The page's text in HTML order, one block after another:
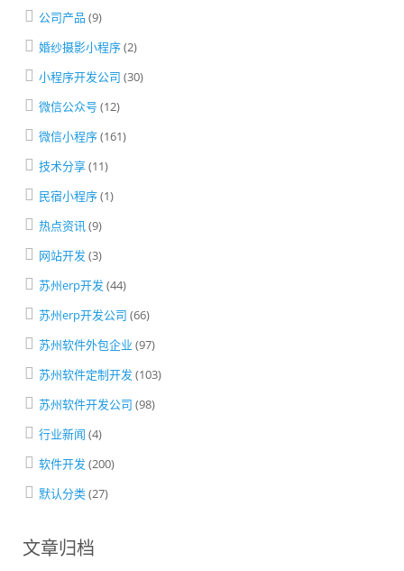
公司产品 (9)
婚纱摄影小程序(2)
小程序开发公司 (30)
微信公众号(12)
微信小程序(161)
技术分享(11)
民宿小程序(1)
热点资讯(9)
网站开发 (3)
苏州erp开发 (44)
苏州erp开发公司 (66)
苏州软件外包企业 (97)
苏州软件定制开发 (103)
苏州软件开发公司 (98)
行业新闻 (4)
软件开发 (200)
默认分类(27)
文章归档